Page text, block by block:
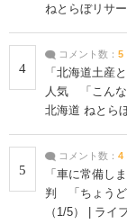
ねとらぼリサ
4
コメント数： 5
「北海道土産
人気 「こんな
北海道 ねとら
5
コメント数： 4
「車に常備し
判 「ちょうど
（1/5） | ライ